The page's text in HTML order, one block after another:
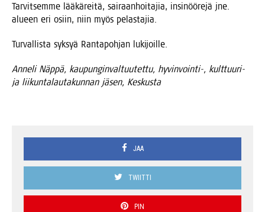
Tar­vit­sem­me lää­kä­rei­tä, sai­raan­hoi­ta­jia, insi­nöö­re­jä jne.
alu­een eri osiin, niin myös pelastajia.
Tur­val­lis­ta syk­syä Ran­ta­poh­jan lukijoille.
Anne­li Näp­pä, kau­pun­gin­val­tuu­tet­tu, hyvinvointi‑, kult­tuu­ri-
ja lii­kun­ta­lau­ta­kun­nan jäsen, Keskusta
JAA
TWIITTI
PIN